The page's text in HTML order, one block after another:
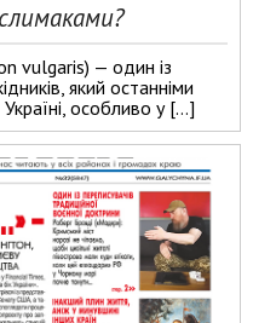
vulgaris) — один із
який останніми
особливо у […]